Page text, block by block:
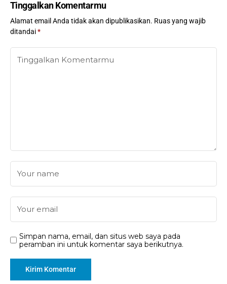
Tinggalkan Komentarmu
Alamat email Anda tidak akan dipublikasikan. Ruas yang wajib
ditandai*
Simpan nama, email, dan situs web saya pada
peramban ini untuk komentar saya berikutnya.